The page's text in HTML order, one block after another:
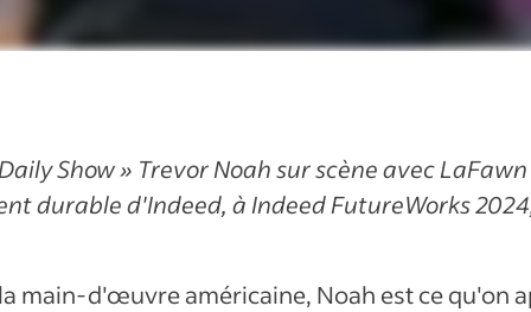
Show» Trevor Noah sur scène avec
durable d'Indeed, à Indeed FutureWorks
main-d'œuvre américaine, Noah est ce qu'on